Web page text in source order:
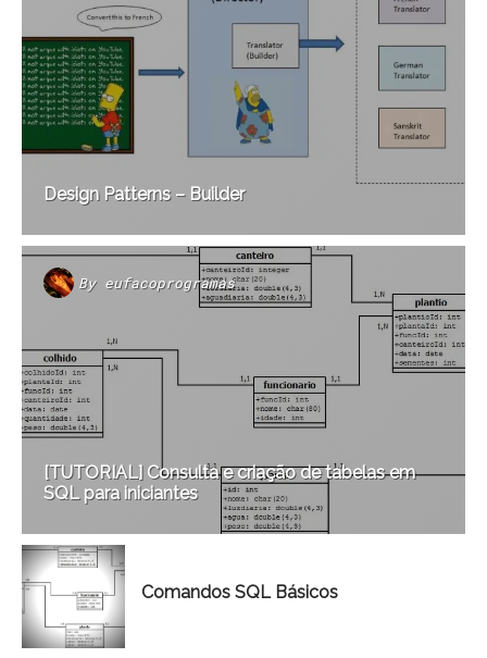
Design Patterns – Builder
By eufacoprogramas
[TUTORIAL] Consulta e criação de tabelas em
SQL para iniciantes
Comandos SQL Básicos